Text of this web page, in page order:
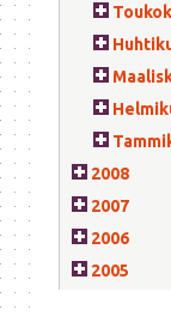
2008
2007
2006
2005